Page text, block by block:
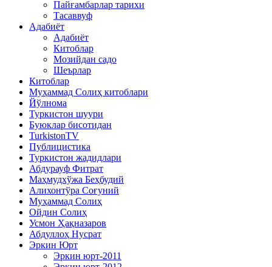
Пайғамбарлар тарихи
Тасаввуф
Адабиёт
Адабиёт
Китоблар
Мозийдан садо
Шеърлар
Китоблар
Муҳаммад Солиҳ китоблари
Йўлнома
Туркистон шуури
Буюклар бисотидан
TurkistonTV
Публицистика
Туркистон жадидлари
Абдурауф Фитрат
Маҳмудхўжа Беҳбудий
Алихонтўра Соғуний
Муҳаммад Солиҳ
Ойдин Солиҳ
Усмон Ҳақназаров
Абдуллоҳ Нусрат
Эркин Юрт
Эркин юрт-2011